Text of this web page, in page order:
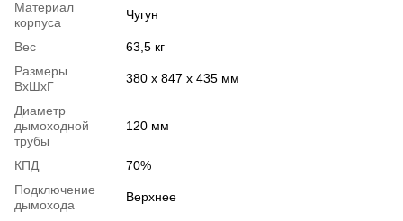
Материал
корпуса
Чугун
Вес
63,5 кг
Размеры
ВхШхГ
380 х 847 х 435 мм
Диаметр
дымоходной
трубы
120 мм
КПД
70%
Подключение
дымохода
Верхнее